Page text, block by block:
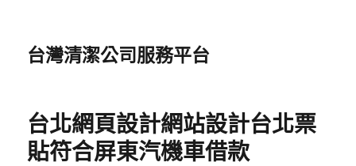
台灣清潔公司服務平台
台北網頁設計網站設計台北票
貼符合屏東汽機車借款